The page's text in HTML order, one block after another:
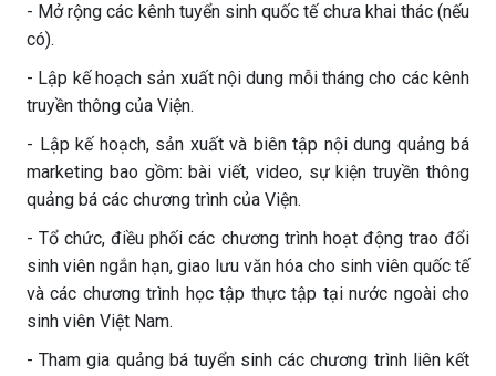
- Mở rộng các kênh tuyển sinh quốc tế chưa khai thác (nếu
có).
- Lập kế hoạch sản xuất nội dung mỗi tháng cho các kênh
truyền thông của Viện.
- Lập kế hoạch, sản xuất và biên tập nội dung quảng bá
marketing bao gồm: bài viết, video, sự kiện truyền thông
quảng bá các chương trình của Viện.
- Tổ chức, điều phối các chương trình hoạt động trao đổi
sinh viên ngắn hạn, giao lưu văn hóa cho sinh viên quốc tế
và các chương trình học tập thực tập tại nước ngoài cho
sinh viên Việt Nam.
- Tham gia quảng bá tuyển sinh các chương trình liên kết